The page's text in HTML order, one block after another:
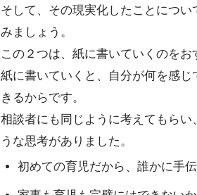
そして、その現実化したことにつ
みましょう。
この２つは、紙に書いていくのをお
紙に書いていくと、自分が何を感
きるからです。
相談者にも同じように考えてもら
うな思考がありました。
初めての育児だから、誰かに手